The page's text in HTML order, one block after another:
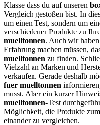
Klasse dass du auf unseren
Vergleich gestoßen bist. In
um einen Test, sondern um
verschiedener Produkte zu
muelltonnen. Auch wir
Erfahrung machen müssen,
muelltonnen zu finden.
Vielzahl an Marken und
verkaufen. Gerade deshalb
fuer muelltonnen
musst. Aber ein kurzer
muelltonnen-Test
Möglichkeit, die Produkte
einander zu vergleichen.